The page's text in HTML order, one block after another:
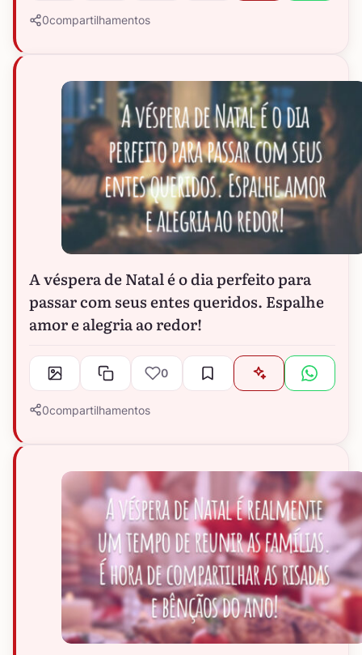
0compartilhamentos
A véspera de Natal é o dia perfeito para
passar com seus entes queridos. Espalhe
amor e alegria ao redor!
0
0compartilhamentos